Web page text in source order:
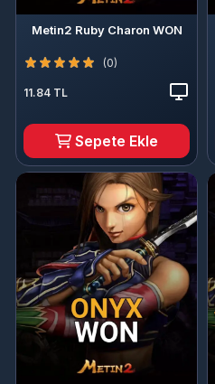
Metin2 Ruby Charon WON
(0)
11.84 TL
Sepete Ekle